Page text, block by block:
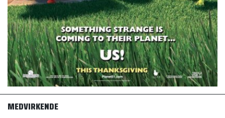
MEDVIRKENDE